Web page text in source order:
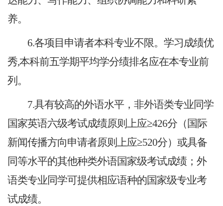
养。
6.各项目申请者本科专业不限。学习成绩优
秀,本科前五学期平均学分绩排名应在本专业前
列。
7.具有较高的外语水平，非外语类专业同学
国家英语六级考试成绩原则上应≥426分（国际
新闻传播方向申请者原则上应≥520分）或具备
同等水平的其他种类外语国家级考试成绩；外
语类专业同学可提供相应语种的国家级专业考
试成绩。